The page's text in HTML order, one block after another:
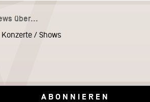
über...
/ Shows
ABONNIEREN